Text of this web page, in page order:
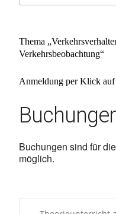
Thema „
Verkehrsbeobachtung“
Anmeldung per Klick auf
Buchungen sind für
möglich.